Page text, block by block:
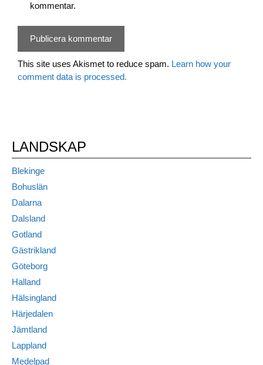
kommentar.
This site uses Akismet to reduce spam. Learn how your
comment data is processed.
LANDSKAP
Blekinge
Bohuslän
Dalarna
Dalsland
Gotland
Gästrikland
Göteborg
Halland
Hälsingland
Härjedalen
Jämtland
Lappland
Medelpad